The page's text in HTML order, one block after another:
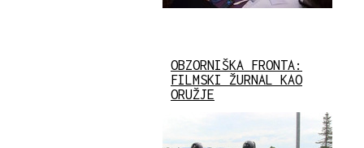
OBZORNIŠKA FRONTA:
FILMSKI ŽURNAL KAO
ORUŽJE